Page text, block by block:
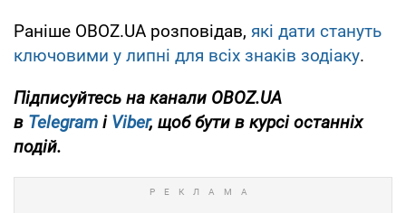
Раніше OBOZ.UA розповідав, які дати стануть
ключовими у липні для всіх знаків зодіаку.
Підписуйтесь на канали OBOZ.UA
в Telegram і Viber, щоб бути в курсі останніх
подій.